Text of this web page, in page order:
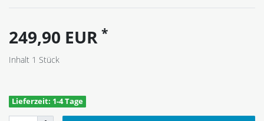
249,90 EUR *
Inhalt 1 Stück
Lieferzeit: 1-4 Tage